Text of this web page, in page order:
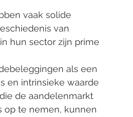
vaak solide
van
hun sector zijn prime
als een
en intrinsieke waarde
de aandelenmarkt
op te nemen, kunnen